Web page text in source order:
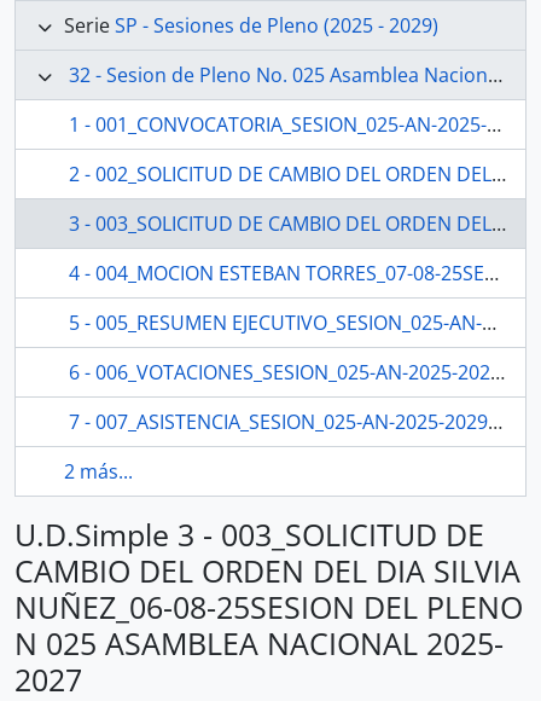
SerieSP - Sesiones de Pleno (2025 - 2029)
32 - Sesion de Pleno No. 025 Asamblea Nacional 2025-2027
1 - 001_CONVOCATORIA_SESION_025-AN-2025-2029_05-08-25SESION DEL PLENO N 025 ASAMBLEA NACIONAL 2025-2027
2 - 002_SOLICITUD DE CAMBIO DEL ORDEN DEL DIA ROQUE ORDOÑEZ_05-08-25 SESION DEL PLENO N 025 ASAMBLEA NACIONAL 2025-2027
3 - 003_SOLICITUD DE CAMBIO DEL ORDEN DEL DIA SILVIA NUÑEZ_06-08-25SESION DEL PLENO N 025 ASAMBLEA NACIONAL 2025-2027
4 - 004_MOCION ESTEBAN TORRES_07-08-25SESION DEL PLENO N 025 ASAMBLEA NACIONAL 2025-2027
5 - 005_RESUMEN EJECUTIVO_SESION_025-AN-2025-2029SESION DEL PLENO N 025 ASAMBLEA NACIONAL 2025-2027
6 - 006_VOTACIONES_SESION_025-AN-2025-2029_07-08-25SESION DEL PLENO N 025 ASAMBLEA NACIONAL 2025-2027
7 - 007_ASISTENCIA_SESION_025-AN-2025-2029_07-08-25SESION DEL PLENO N 025 ASAMBLEA NACIONAL 2025-2027
2 más...
U.D.Simple 3 - 003_SOLICITUD DE
CAMBIO DEL ORDEN DEL DIA SILVIA
NUÑEZ_06-08-25SESION DEL PLENO
N 025 ASAMBLEA NACIONAL 2025-
2027